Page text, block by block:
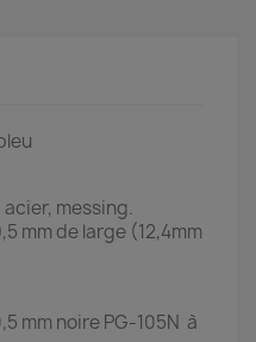
messing.
mm de large (12,4mm
mm noire PG-105N à